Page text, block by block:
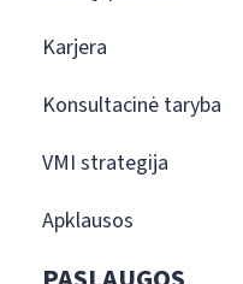
Karjera
Konsultacinė taryba
VMI strategija
Apklausos